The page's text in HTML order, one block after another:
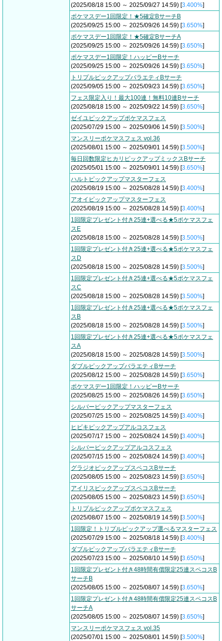
(2025/08/18 15:00 ～ 2025/09/27 14:59) [3.400%]
ポケマスデー1回限定！★5確定BサーチB
(2025/09/25 15:00 ～ 2025/09/26 14:59) [3.650%]
ポケマスデー1回限定！★5確定BサーチA
(2025/09/25 15:00 ～ 2025/09/26 14:59) [3.650%]
ポケマスデー1回限定！ハッピーBサーチ
(2025/09/25 15:00 ～ 2025/09/26 14:59) [3.650%]
トリプルピックアップバラエティBサーチ
(2025/09/05 15:00 ～ 2025/09/23 14:59) [3.650%]
フェス限定入り！最大100連！無料10連Bサーチ
(2025/08/18 15:00 ～ 2025/09/22 14:59) [3.650%]
ゼイユピックアップポケマスフェス
(2025/07/29 15:00 ～ 2025/09/06 14:59) [3.500%]
マンスリーポケマスフェス vol.36
(2025/08/01 15:00 ～ 2025/09/01 14:59) [3.500%]
毎日回数限定ヒカリピックアップミックスBサーチ
(2025/05/01 15:00 ～ 2025/09/01 14:59) [3.650%]
ハルトピックアップマスターフェス
(2025/08/19 15:00 ～ 2025/08/28 14:59) [3.400%]
アオイピックアップマスターフェス
(2025/08/19 15:00 ～ 2025/08/28 14:59) [3.400%]
1回限定プレゼント付き25連+選べる★5ポケマスフェ
スE
(2025/08/18 15:00 ～ 2025/08/28 14:59) [3.500%]
1回限定プレゼント付き25連+選べる★5ポケマスフェ
スD
(2025/08/18 15:00 ～ 2025/08/28 14:59) [3.500%]
1回限定プレゼント付き25連+選べる★5ポケマスフェ
スC
(2025/08/18 15:00 ～ 2025/08/28 14:59) [3.500%]
1回限定プレゼント付き25連+選べる★5ポケマスフェ
スB
(2025/08/18 15:00 ～ 2025/08/28 14:59) [3.500%]
1回限定プレゼント付き25連+選べる★5ポケマスフェ
スA
(2025/08/18 15:00 ～ 2025/08/28 14:59) [3.500%]
ダブルピックアップバラエティBサーチ
(2025/08/12 15:00 ～ 2025/08/28 14:59) [3.650%]
ポケマスデー1回限定！ハッピーBサーチ
(2025/08/25 15:00 ～ 2025/08/26 14:59) [3.650%]
シルバーピックアップマスターフェス
(2025/07/25 15:00 ～ 2025/08/25 14:59) [3.400%]
ヒビキピックアップアルコスフェス
(2025/07/17 15:00 ～ 2025/08/24 14:59) [3.400%]
シルバーピックアップアルコスフェス
(2025/07/15 15:00 ～ 2025/08/24 14:59) [3.400%]
グラジオピックアップスペコスBサーチ
(2025/08/05 15:00 ～ 2025/08/23 14:59) [3.650%]
アイリスピックアップスペコスBサーチ
(2025/08/05 15:00 ～ 2025/08/23 14:59) [3.650%]
トリプルピックアップポケマスフェス
(2025/08/07 15:00 ～ 2025/08/19 14:59) [3.500%]
1回限定！トリプルピックアップ選べるマスターフェス
(2025/07/29 15:00 ～ 2025/08/18 14:59) [3.400%]
ダブルピックアップバラエティBサーチ
(2025/07/23 15:00 ～ 2025/08/10 14:59) [3.650%]
1回限定プレゼント付き48時間有償限定25連スペコスB
サーチB
(2025/08/05 15:00 ～ 2025/08/07 14:59) [3.650%]
1回限定プレゼント付き48時間有償限定25連スペコスB
サーチA
(2025/08/05 15:00 ～ 2025/08/07 14:59) [3.650%]
マンスリーポケマスフェス vol.35
(2025/07/01 15:00 ～ 2025/08/01 14:59) [3.500%]